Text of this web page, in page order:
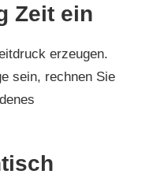
Zeit ein
erzeugen.
sein, rechnen Sie